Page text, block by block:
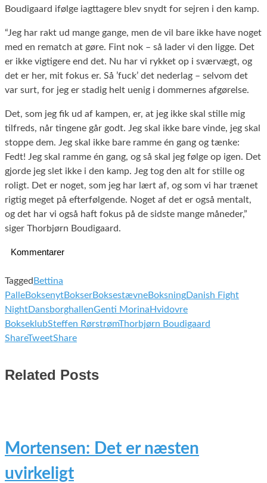
Boudigaard ifølge iagttagere blev snydt for sejren i den kamp.
“Jeg har rakt ud mange gange, men de vil bare ikke have noget
med en rematch at gøre. Fint nok – så lader vi den ligge. Det
er ikke vigtigere end det. Nu har vi rykket op i sværvægt, og
det er her, mit fokus er. Så ’fuck’ det nederlag – selvom det
var surt, for jeg er stadig helt uenig i dommernes afgørelse.
Det, som jeg fik ud af kampen, er, at jeg ikke skal stille mig
tilfreds, når tingene går godt. Jeg skal ikke bare vinde, jeg skal
stoppe dem. Jeg skal ikke bare ramme én gang og tænke:
Fedt! Jeg skal ramme én gang, og så skal jeg følge op igen. Det
gjorde jeg slet ikke i den kamp. Jeg tog den alt for stille og
roligt. Det er noget, som jeg har lært af, og som vi har trænet
rigtig meget på efterfølgende. Noget af det er også mentalt,
og det har vi også haft fokus på de sidste mange måneder,”
siger Thorbjørn Boudigaard.
Kommentarer
Tagged Bettina
PalleBoksenytBokserBoksestævneBoksningDanish Fight
NightDansborghallenGenti Morina Hvidovre
BokseklubSteffen RørstrømThorbjørn Boudigaard
ShareTweetShare
Related Posts
Mortensen: Det er næsten
uvirkeligt